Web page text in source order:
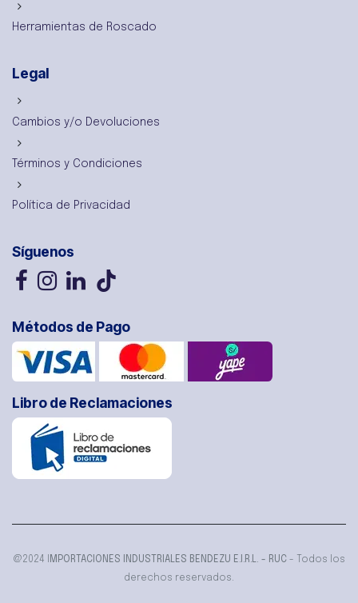
Herramientas de Roscado
Legal
Cambios y/o Devoluciones
Términos y Condiciones
Política de Privacidad
Síguenos
Métodos de Pago
Libro de Reclamaciones
@2024 I MPORTACIONES INDUSTRIALES BENDEZU E.I.R.L. - RUC - Todos los
derechos reservados.